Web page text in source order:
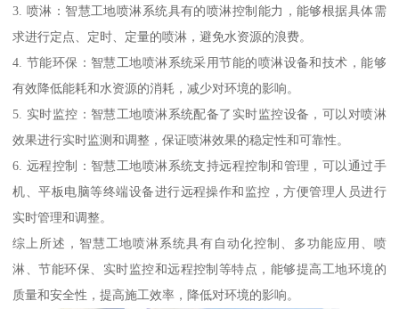
3. 喷淋：智慧工地喷淋系统具有的喷淋控制能力，能够根据具体需
求进行定点、定时、定量的喷淋，避免水资源的浪费。
4. 节能环保：智慧工地喷淋系统采用节能的喷淋设备和技术，能够
有效降低能耗和水资源的消耗，减少对环境的影响。
5. 实时监控：智慧工地喷淋系统配备了实时监控设备，可以对喷淋
效果进行实时监测和调整，保证喷淋效果的稳定性和可靠性。
6. 远程控制：智慧工地喷淋系统支持远程控制和管理，可以通过手
机、平板电脑等终端设备进行远程操作和监控，方便管理人员进行
实时管理和调整。
综上所述，智慧工地喷淋系统具有自动化控制、多功能应用、喷
淋、节能环保、实时监控和远程控制等特点，能够提高工地环境的
质量和安全性，提高施工效率，降低对环境的影响。